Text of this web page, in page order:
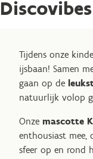
Tijdens onze
ijsbaan! Samen
gaan op de
natuurlijk volop
Onze mascotte
enthousiast mee,
sfeer op en rond